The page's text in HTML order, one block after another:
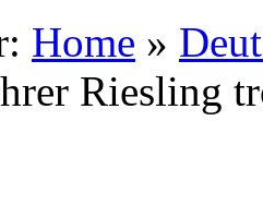
Home »
Riesling